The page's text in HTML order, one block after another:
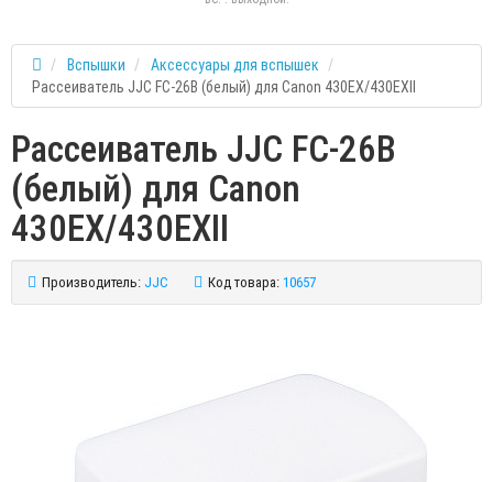
Вспышки
Аксессуары для вспышек
Рассеиватель JJC FC-26B (белый) для Canon 430EX/430EXII
Рассеиватель JJC FC-26B
(белый) для Canon
430EX/430EXII
Производитель: JJC Код товара: 10657